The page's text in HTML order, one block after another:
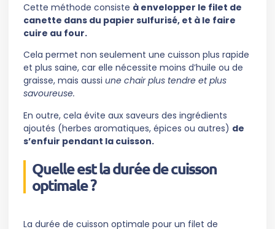
Cette méthode consiste à envelopper le filet de
canette dans du papier sulfurisé, et à le faire
cuire au four.
Cela permet non seulement une cuisson plus rapide
et plus saine, car elle nécessite moins d’huile ou de
graisse, mais aussi une chair plus tendre et plus
savoureuse.
En outre, cela évite aux saveurs des ingrédients
ajoutés (herbes aromatiques, épices ou autres) de
s’enfuir pendant la cuisson.
Quelle est la durée de cuisson
optimale ?
La durée de cuisson optimale pour un filet de